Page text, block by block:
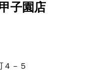
子園店
４－５